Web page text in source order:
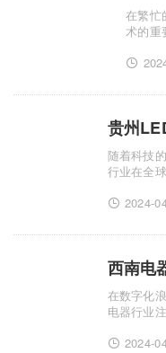
在繁忙
术的重
让美食
随着科技
行业在全
贵州LED
2024-
在数字化
电器行业
越的服务
2024-